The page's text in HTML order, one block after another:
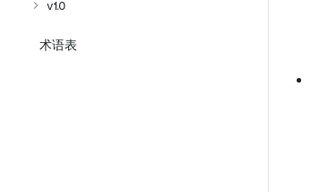
v1.0
术语表